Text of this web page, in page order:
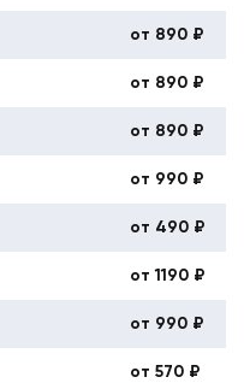
от 890 ₽
от 890 ₽
от 890 ₽
от 990 ₽
от 490 ₽
от 1190 ₽
от 990 ₽
от 570 ₽